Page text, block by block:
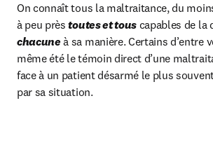
On connaît tous la maltraitance, du
à peu près toutes et tous capables de la
chacune à sa manière. Certains d’entre
même été le témoin direct d’une
face à un patient désarmé le plus
par sa situation.